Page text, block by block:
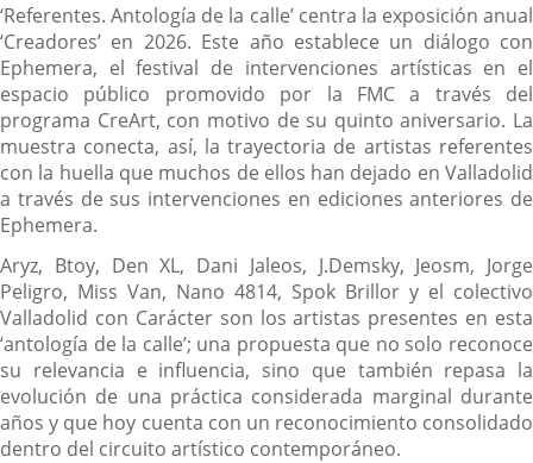
‘Referentes. Antología de la calle’ centra la exposición anual
‘Creadores’ en 2026. Este año establece un diálogo con
Ephemera, el festival de intervenciones artísticas en el
espacio público promovido por la FMC a través del
programa CreArt, con motivo de su quinto aniversario. La
muestra conecta, así, la trayectoria de artistas referentes
con la huella que muchos de ellos han dejado en Valladolid
a través de sus intervenciones en ediciones anteriores de
Ephemera.
Aryz, Btoy, Den XL, Dani Jaleos, J.Demsky, Jeosm, Jorge
Peligro, Miss Van, Nano 4814, Spok Brillor y el colectivo
Valladolid con Carácter son los artistas presentes en esta
‘antología de la calle’; una propuesta que no solo reconoce
su relevancia e influencia, sino que también repasa la
evolución de una práctica considerada marginal durante
años y que hoy cuenta con un reconocimiento consolidado
dentro del circuito artístico contemporáneo.